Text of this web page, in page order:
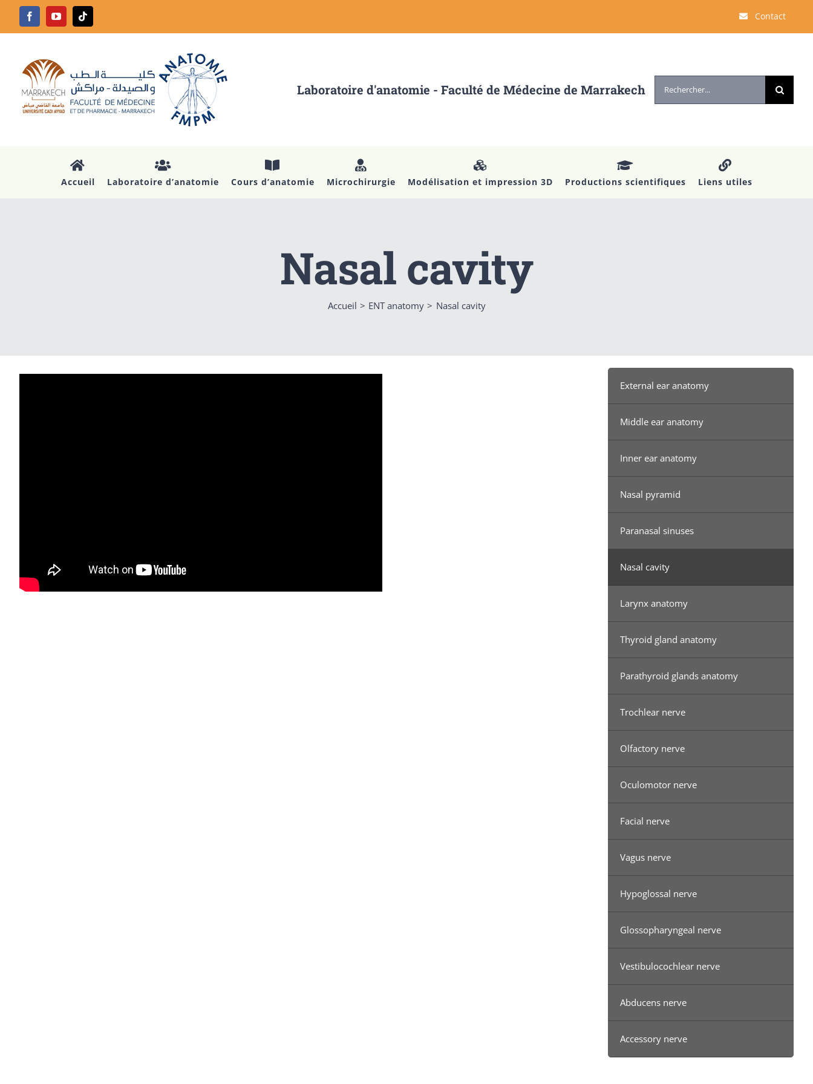
Passer
FacebookYouTubeTiktok Contact
Laboratoire d'anatomie - Faculté de Médecine de Marrakech Rechercher:
Accueil Laboratoire d’anatomie Cours d’anatomie Microchirurgie Modélisation et impression 3D Productions scientifiques Liens utiles
Nasal cavity
Accueil ENT anatomy Nasal cavity
External ear anatomy
Middle ear anatomy
Inner ear anatomy
Nasal pyramid
Paranasal sinuses
Nasal cavity
Larynx anatomy
Thyroid gland anatomy
Parathyroid glands anatomy
Trochlear nerve
Olfactory nerve
Oculomotor nerve
Facial nerve
Vagus nerve
Hypoglossal nerve
Glossopharyngeal nerve
Vestibulocochlear nerve
Abducens nerve
Accessory nerve